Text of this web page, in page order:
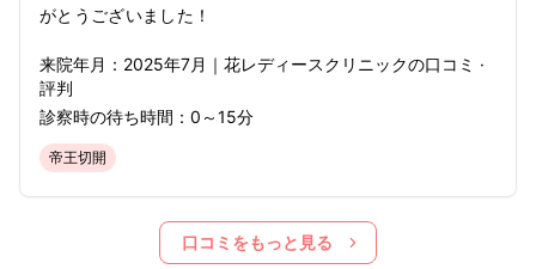
がとうございました！
来院年月： 2025年7月 ｜ 花レディースクリニックの口コミ ·
評判
診察時の待ち時間： 0～15分
帝王切開
口コミをもっと見る